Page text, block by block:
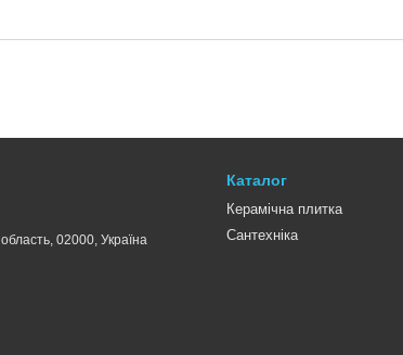
02000, Україна
Каталог
Керамічна плитка
Сантехніка